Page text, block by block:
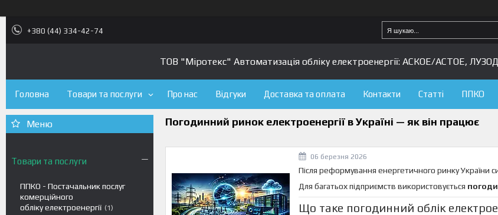
+380 (44) 334-42-74
ТОВ "Міротекс" Автоматизація обліку електроенергії: АСКОЕ/АСТОЕ,
Головна Товари та послуги Про нас Відгуки Доставка та оплата Контакти Статті ППКО
Товари та послуги
ППКО - Постачальник послуг
комерційного
обліку електроенергії
1
Погодинний ринок електроенергії в Україні — як він працює
06 березня 2026
Після реформування енергетичного ринку України
Для багатьох підприємств використовується
Що таке погодинний облік